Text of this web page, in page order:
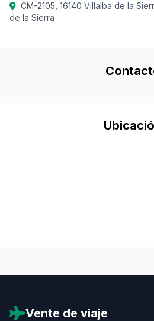
CM-2105, 16140 Villalba de la
de la Sierra
Vente de viaje